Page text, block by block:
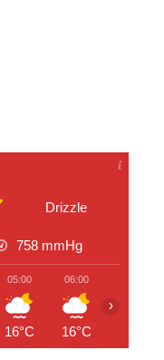
Drizzle
758 mmHg
05:00
16°C
06:00
16°C
›